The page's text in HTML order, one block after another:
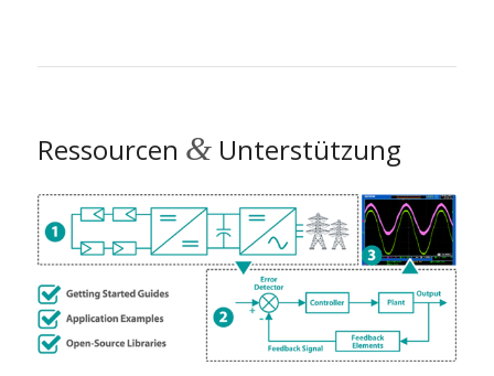
Ressourcen &Unterstützung